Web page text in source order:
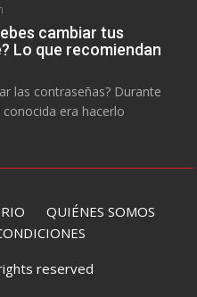
cambiar tus
Lo que recomiendan
las contraseñas? Durante
era hacerlo
QUIÉNES SOMOS
reserved